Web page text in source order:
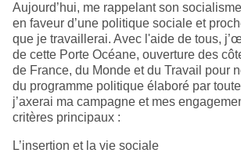
Aujourd’hui, me rappelant son
en faveur d’une politique sociale et
que je travaillerai. Avec l'aide de tous,
de cette Porte Océane, ouverture des
de France, du Monde et du Travail pour
du programme politique élaboré par
j’axerai ma campagne et mes
critères principaux :
L’insertion et la vie sociale